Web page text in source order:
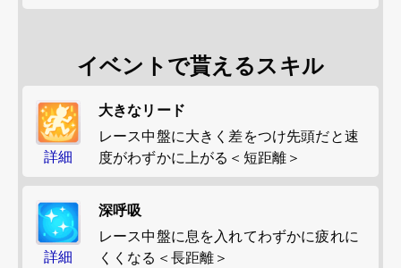
イベントで貰えるスキル
詳細
大きなリード
レース中盤に大きく差をつけ先頭だと速
度がわずかに上がる＜短距離＞
詳細
深呼吸
レース中盤に息を入れてわずかに疲れに
くくなる＜長距離＞